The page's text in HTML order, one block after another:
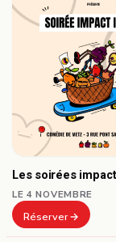
Les soirées
LE 4 NOVEMBRE
Réserver